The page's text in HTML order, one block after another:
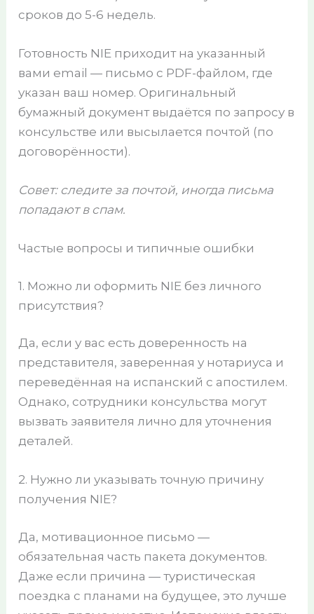
сроков до 5-6 недель.
Готовность NIE приходит на указанный
вами email — письмо с PDF-файлом, где
указан ваш номер. Оригинальный
бумажный документ выдаётся по запросу в
консульстве или высылается почтой (по
договорённости).
Совет: следите за почтой, иногда письма
попадают в спам.
Частые вопросы и типичные ошибки
1. Можно ли оформить NIE без личного
присутствия?
Да, если у вас есть доверенность на
представителя, заверенная у нотариуса и
переведённая на испанский с апостилем.
Однако, сотрудники консульства могут
вызвать заявителя лично для уточнения
деталей.
2. Нужно ли указывать точную причину
получения NIE?
Да, мотивационное письмо —
обязательная часть пакета документов.
Даже если причина — туристическая
поездка с планами на будущее, это лучше